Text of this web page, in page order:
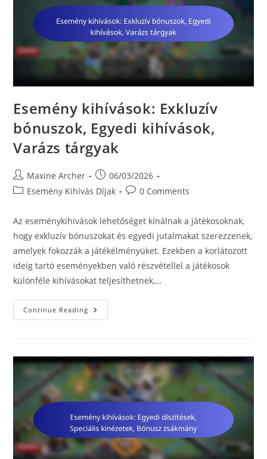
Esemény kihívások: Exkluzív
bónuszok, Egyedi kihívások,
Varázs tárgyak
Post
author:
Maxine Archer
Post
published:
06/03/2026
PostEsemény Kihívás Díjak
Post0 Comments
Az eseménykihívások lehetőséget kínálnak a játékosoknak,
hogy exkluzív bónuszokat és egyedi jutalmakat szerezzenek,
amelyek fokozzák a játékélményüket. Ezekben a korlátozott
ideig tartó eseményekben való részvétellel a játékosok
különféle kihívásokat teljesíthetnek,…
Continue Reading Esemény
Kihívások:
Varázs
Tárgyak